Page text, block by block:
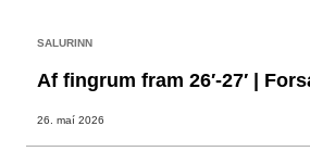
SALURINN
Af fingrum fram 26′-27′ |
26. maí 2026